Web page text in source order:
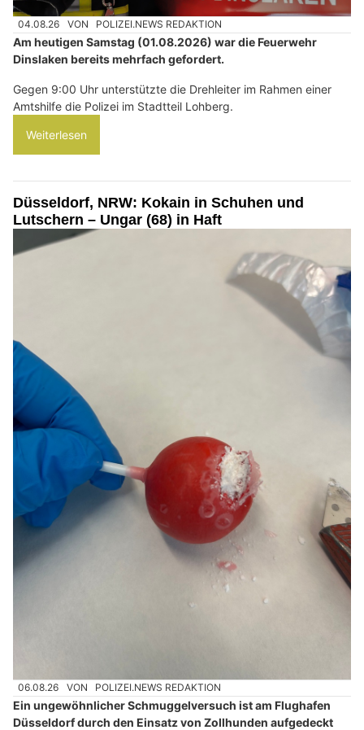
04.08.26 VON POLIZEI.NEWS REDAKTION
Am heutigen Samstag (01.08.2026) war die Feuerwehr
Dinslaken bereits mehrfach gefordert.
Gegen 9:00 Uhr unterstützte die Drehleiter im Rahmen einer
Amtshilfe die Polizei im Stadtteil Lohberg.
Weiterlesen
Düsseldorf, NRW: Kokain in Schuhen und
Lutschern – Ungar (68) in Haft
06.08.26 VON POLIZEI.NEWS REDAKTION
Ein ungewöhnlicher Schmuggelversuch ist am Flughafen
Düsseldorf durch den Einsatz von Zollhunden aufgedeckt